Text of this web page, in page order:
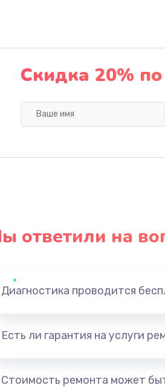
Скидка 20%
ответили на
Диагностика проводится
Есть ли гарантия на услуги
Стоимость ремонта может